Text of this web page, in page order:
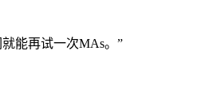
能再试一次MAs。”